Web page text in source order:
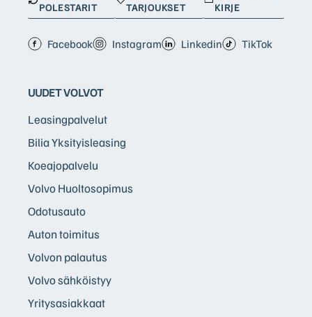
POLESTARIT
TARJOUKSET
KIRJE
Facebook Instagram Linkedin TikTok
UUDET VOLVOT
Leasingpalvelut
Bilia Yksityisleasing
Koeajopalvelu
Volvo Huoltosopimus
Odotusauto
Auton toimitus
Volvon palautus
Volvo sähköistyy
Yritysasiakkaat